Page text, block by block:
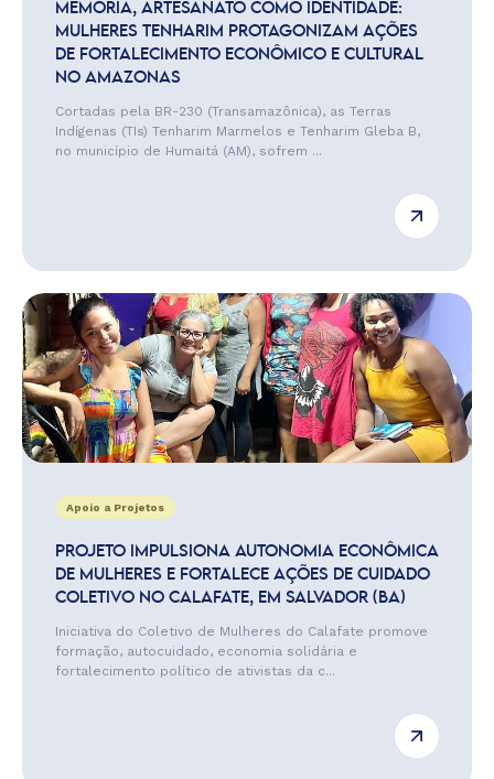
MEMÓRIA, ARTESANATO COMO IDENTIDADE:
MULHERES TENHARIM PROTAGONIZAM AÇÕES
DE FORTALECIMENTO ECONÔMICO E CULTURAL
NO AMAZONAS
Cortadas pela BR-230 (Transamazônica), as Terras
Indígenas (TIs) Tenharim Marmelos e Tenharim Gleba B,
no município de Humaitá (AM), sofrem ...
Apoio a Projetos
PROJETO IMPULSIONA AUTONOMIA ECONÔMICA
DE MULHERES E FORTALECE AÇÕES DE CUIDADO
COLETIVO NO CALAFATE, EM SALVADOR (BA)
Iniciativa do Coletivo de Mulheres do Calafate promove
formação, autocuidado, economia solidária e
fortalecimento político de ativistas da c...